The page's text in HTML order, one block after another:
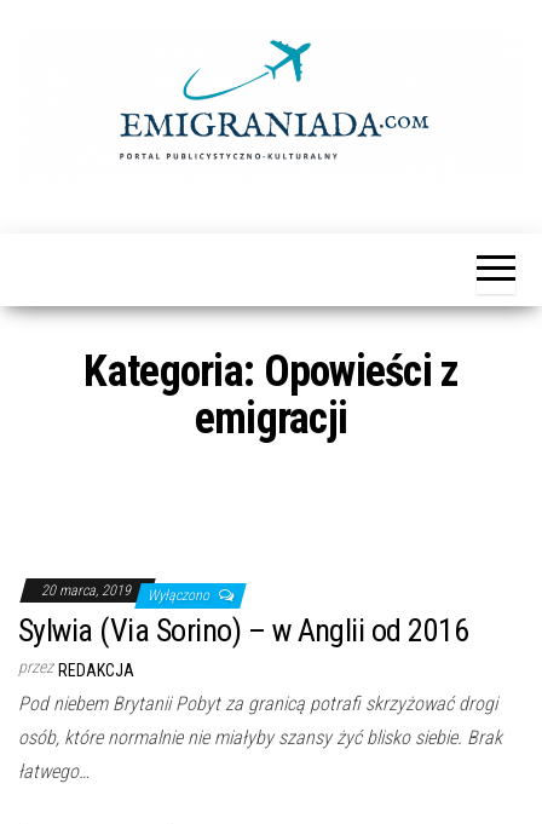
Kategoria: Opowieści z
emigracji
20 marca, 2019 Wyłączono
Sylwia (Via Sorino) – w Anglii od 2016
przez REDAKCJA
Pod niebem Brytanii Pobyt za granicą potrafi skrzyżować drogi
osób, które normalnie nie miałyby szansy żyć blisko siebie. Brak
łatwego…